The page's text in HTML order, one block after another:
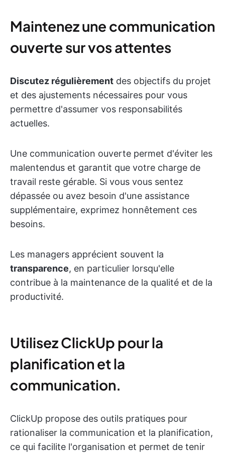
Maintenez une communication
ouverte sur vos attentes
Discutez régulièrement des objectifs du projet
et des ajustements nécessaires pour vous
permettre d'assumer vos responsabilités
actuelles.
Une communication ouverte permet d'éviter les
malentendus et garantit que votre charge de
travail reste gérable. Si vous vous sentez
dépassée ou avez besoin d'une assistance
supplémentaire, exprimez honnêtement ces
besoins.
Les managers apprécient souvent la
transparence, en particulier lorsqu'elle
contribue à la maintenance de la qualité et de la
productivité.
Utilisez ClickUp pour la
planification et la
communication.
ClickUp propose des outils pratiques pour
rationaliser la communication et la planification,
ce qui facilite l'organisation et permet de tenir